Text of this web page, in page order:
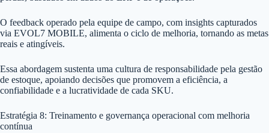
O feedback operado pela equipe de campo, com insights capturados
via EVOL7 MOBILE, alimenta o ciclo de melhoria, tornando as metas
reais e atingíveis.
Essa abordagem sustenta uma cultura de responsabilidade pela gestão
de estoque, apoiando decisões que promovem a eficiência, a
confiabilidade e a lucratividade de cada SKU.
Estratégia 8: Treinamento e governança operacional com melhoria
contínua